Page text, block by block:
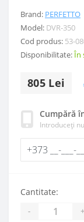
Brand: PERFETTO
Model: DVR-350
Cod produs: 53-
Disponibilitate:În
805 Lei
Cumpără
Introduceți
Cantitate:
- +